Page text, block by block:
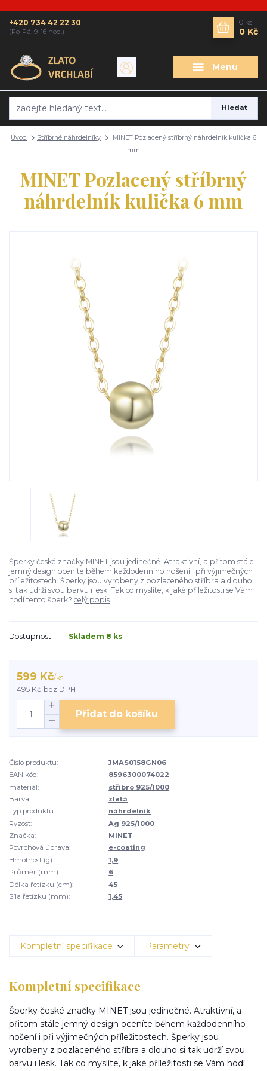
Menu
Hledat
+420 734 42 22 30
(Po-Pá, 9-16 hod.)
0 ks
0 Kč
Úvod Stříbrné náhrdelníky
MINET Pozlacený stříbrný náhrdelník kulička 6
mm
MINET Pozlacený stříbrný
náhrdelník kulička 6 mm
Šperky české značky MINET jsou jedinečné. Atraktivní, a přitom stále
jemný design oceníte během každodenního nošení i při výjimečných
příležitostech. Šperky jsou vyrobeny z pozlaceného stříbra a dlouho
si tak udrží svou barvu i lesk. Tak co myslíte, k jaké příležitosti se Vám
hodí tento šperk? celý popis
Dostupnost Skladem 8 ks
599 Kč/ks
495 Kč bez DPH
Přidat do košíku
Číslo produktu:
JMAS0158GN06
EAN kód:
8596300074022
materiál:
stříbro 925/1000
Barva:
zlatá
Typ produktu:
náhrdelník
Ryzost:
Ag 925/1000
Značka:
MINET
Povrchová úprava:
e-coating
Hmotnost (g):
1,9
Průměr (mm):
6
Délka řetízku (cm):
45
Síla řetízku (mm):
1,45
Kompletní specifikace Parametry
Kompletní specifikace
Šperky české značky MINET jsou jedinečné. Atraktivní, a
přitom stále jemný design oceníte během každodenního
nošení i při výjimečných příležitostech. Šperky jsou
vyrobeny z pozlaceného stříbra a dlouho si tak udrží svou
barvu i lesk. Tak co myslíte, k jaké příležitosti se Vám hodí